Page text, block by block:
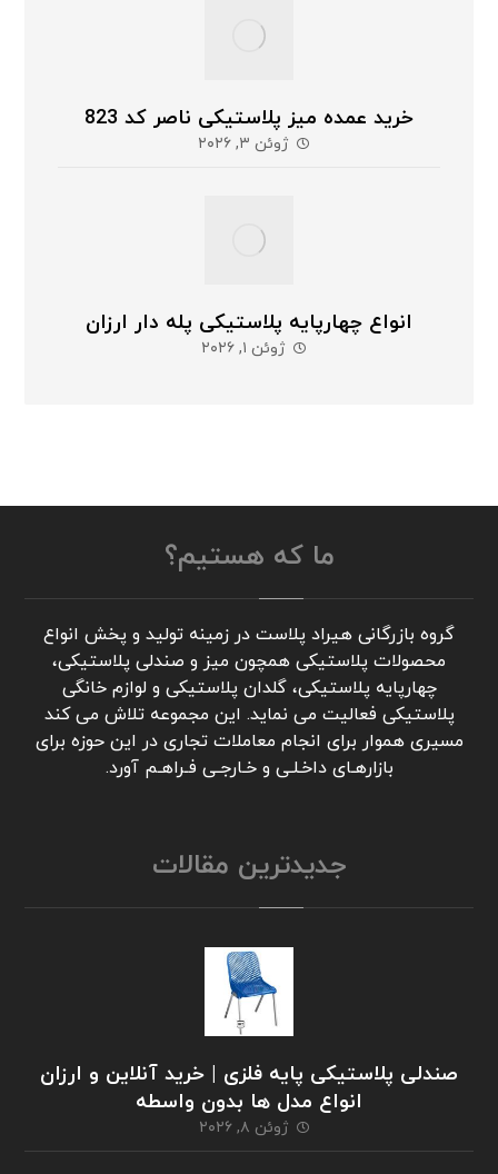
خرید عمده میز پلاستیکی ناصر کد 823
ژوئن ۳, ۲۰۲۶
انواع چهارپایه پلاستیکی پله دار ارزان
ژوئن ۱, ۲۰۲۶
ما که هستیم؟
گروه بازرگانی هیراد پلاست در زمینه تولید و پخش انواع
محصولات پلاستیکی همچون میز و صندلی پلاستیکی،
چهارپایه پلاستیکی، گلدان پلاستیکی و لوازم خانگی
پلاستیکی فعالیت می نماید. این مجموعه تلاش می کند
مسیری هموار برای انجام معاملات تجاری در این حوزه برای
بازارهـای داخـلـی و خـارجـی فـراهـم آورد.
جدیدترین مقالات
صندلی پلاستیکی پایه فلزی | خرید آنلاین و ارزان
انواع مدل ها بدون واسطه
ژوئن ۸, ۲۰۲۶